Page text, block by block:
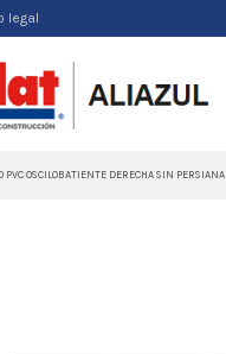
legal
OSCILOBATIENTE DERECHA SIN PERSIANA